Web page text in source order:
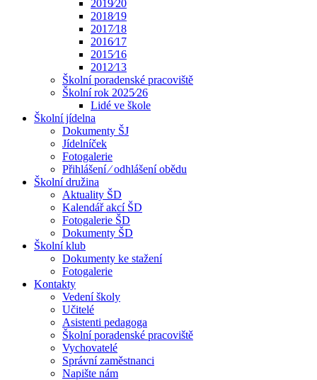
2019⁄20
2018⁄19
2017⁄18
2016⁄17
2015⁄16
2012⁄13
Školní poradenské pracoviště
Školní rok 2025⁄26
Lidé ve škole
Školní jídelna
Dokumenty ŠJ
Jídelníček
Fotogalerie
Přihlášení ⁄ odhlášení obědu
Školní družina
Aktuality ŠD
Kalendář akcí ŠD
Fotogalerie ŠD
Dokumenty ŠD
Školní klub
Dokumenty ke stažení
Fotogalerie
Kontakty
Vedení školy
Učitelé
Asistenti pedagoga
Školní poradenské pracoviště
Vychovatelé
Správní zaměstnanci
Napište nám